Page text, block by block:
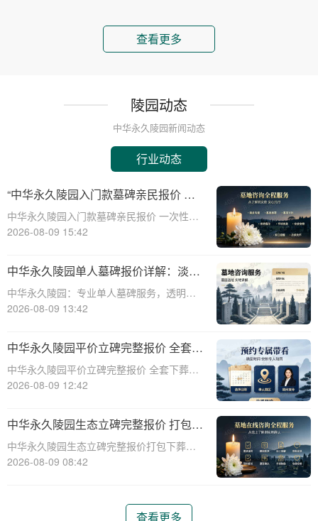
查看更多
陵园动态
中华永久陵园新闻动态
行业动态
“中华永久陵园入门款墓碑亲民报价 一
次性付清享折上折：超值安葬方案深度
解析”
中华永久陵园入门款墓碑亲民报价 一次性付
清享折上折：超值安葬方案深度解析☎ 中华
中，我们总会面临生离死别的时刻。当亲人
离世，选择一个合适的安葬地点，
2026-08-09 15:42
中华永久陵园单人墓碑报价详解：淡季
下单享数千元优惠
中华永久陵园：专业单人墓碑服务，透明报
价与淡季优惠助力您选择理想安息之地☎ 中
园，作为业界领先的陵园服务提供商，深知
每一座墓碑背后承载的深情与敬意。
2026-08-09 13:42
中华永久陵园平价立碑完整报价 全套下
葬流程打包降价详解
中华永久陵园平价立碑完整报价 全套下葬流
程打包降价详解☎ 中华永久陵园电话:400-
生老病死。当我们的亲人离开这个世界，留
下的是无尽的思念和缅怀。而中华
2026-08-09 12:42
中华永久陵园生态立碑完整报价 打包下
葬服务同步享折扣详解
中华永久陵园生态立碑完整报价打包下葬服
务同步享折扣详解☎ 中华永久陵园电话:400-
服务。生态立碑作为一种新型的殡
2026-08-09 08:42
查看更多